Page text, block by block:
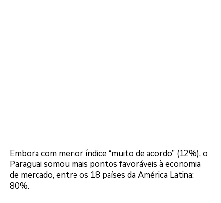
Embora com menor índice “muito de acordo” (12%), o
Paraguai somou mais pontos favoráveis à economia
de mercado, entre os 18 países da América Latina:
80%.